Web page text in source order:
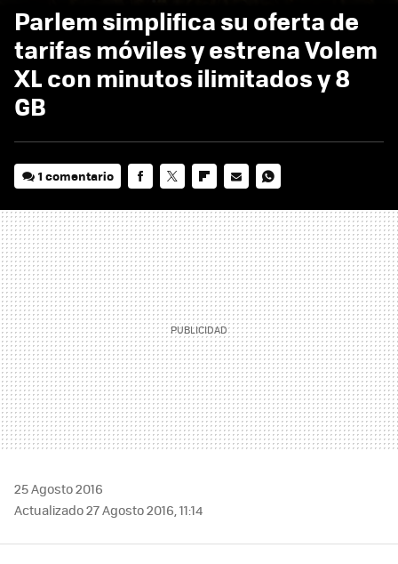
Parlem simplifica su oferta de
tarifas móviles y estrena Volem
XL con minutos ilimitados y 8
GB
1 comentario
MAIL
25 Agosto 2016
Actualizado 27 Agosto 2016, 11:14